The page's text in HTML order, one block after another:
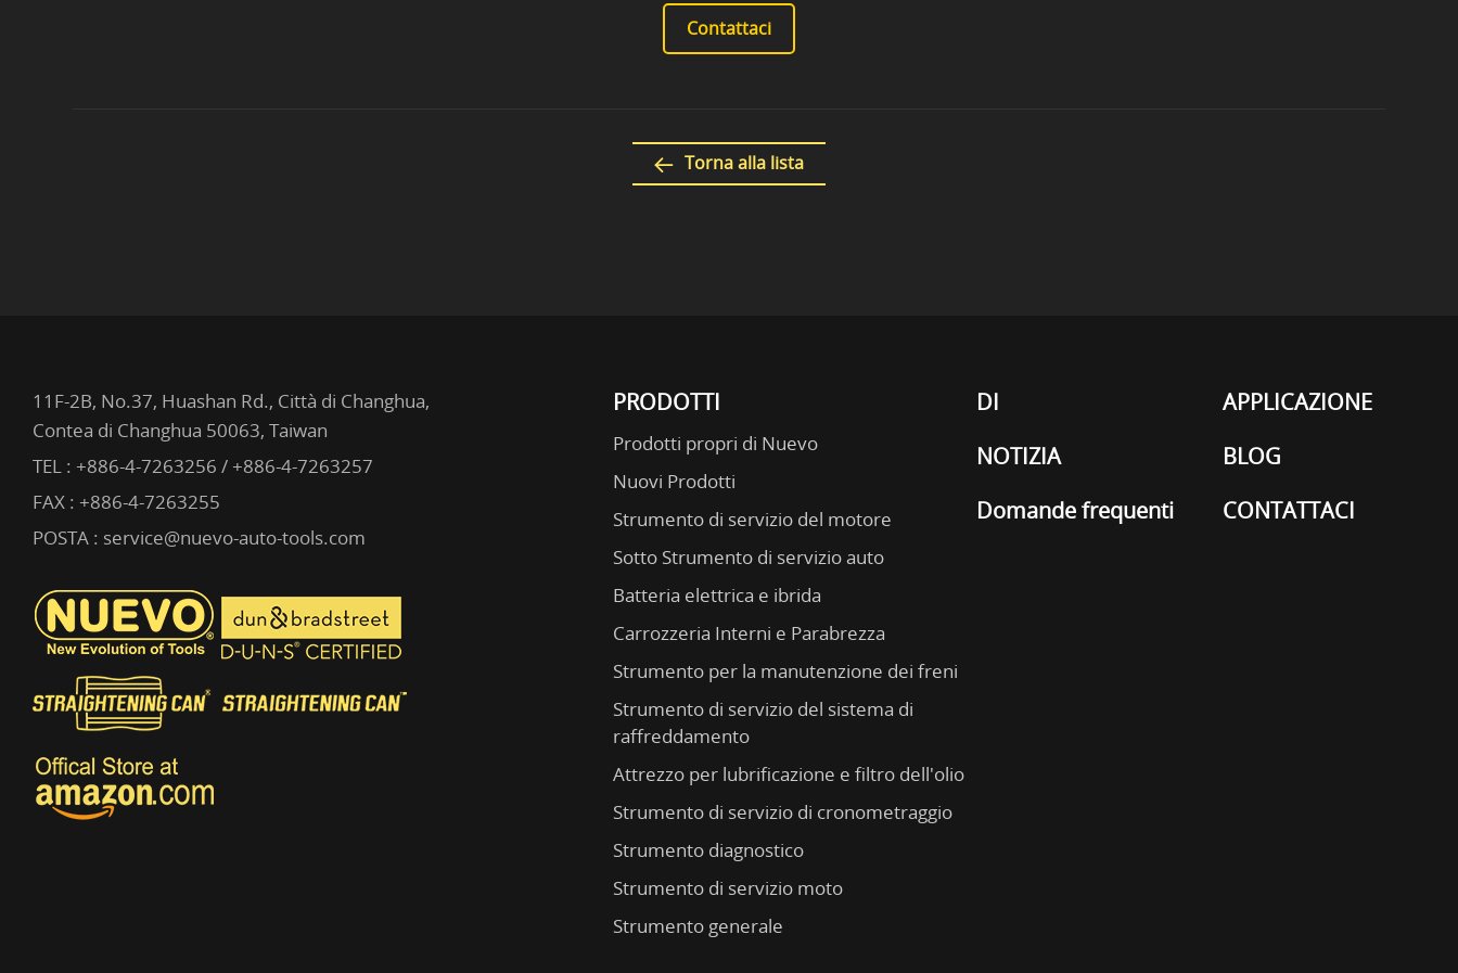
Contattaci
Torna alla lista
PRODOTTI
Prodotti propri di Nuevo
Nuovi Prodotti
Strumento di servizio del motore
Sotto Strumento di servizio auto
Batteria elettrica e ibrida
Carrozzeria Interni e Parabrezza
Strumento per la manutenzione dei freni
Strumento di servizio del sistema di
raffreddamento
Attrezzo per lubrificazione e filtro dell'olio
Strumento di servizio di cronometraggio
Strumento diagnostico
Strumento di servizio moto
Strumento generale
DI
APPLICAZIONE
NOTIZIA
BLOG
Domande frequenti
CONTATTACI
11F-2B, No.37, Huashan Rd., Città di Changhua,
Contea di Changhua 50063, Taiwan
TEL : +886-4-7263256 / +886-4-7263257
FAX : +886-4-7263255
POSTA : service@nuevo-auto-tools.com